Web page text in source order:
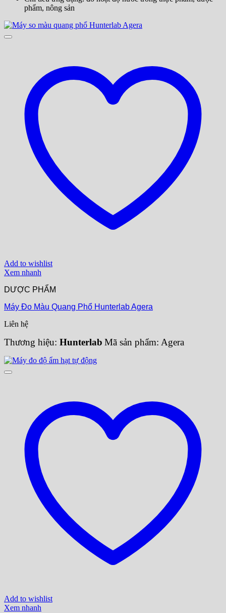
phẩm, nông sản
Add to wishlist
Xem nhanh
DƯỢC PHẨM
Máy Đo Màu Quang Phổ Hunterlab Agera
Liên hệ
Thương hiệu: Hunterlab Mã sản phẩm: Agera
Add to wishlist
Xem nhanh